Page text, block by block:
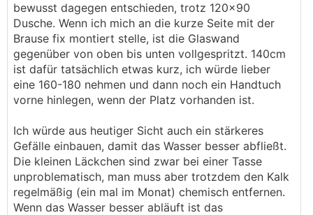
bewusst dagegen entschieden, trotz 120x90
Dusche. Wenn ich mich an die kurze Seite mit der
Brause fix montiert stelle, ist die Glaswand
gegenüber von oben bis unten vollgespritzt. 140cm
ist dafür tatsächlich etwas kurz, ich würde lieber
eine 160-180 nehmen und dann noch ein Handtuch
vorne hinlegen, wenn der Platz vorhanden ist.
Ich würde aus heutiger Sicht auch ein stärkeres
Gefälle einbauen, damit das Wasser besser abfließt.
Die kleinen Läckchen sind zwar bei einer Tasse
unproblematisch, man muss aber trotzdem den Kalk
regelmäßig (ein mal im Monat) chemisch entfernen.
Wenn das Wasser besser abläuft ist das